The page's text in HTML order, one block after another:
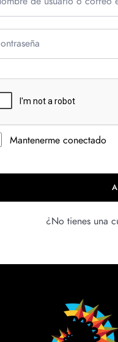
Mantenerme conectado
¿No tienes una